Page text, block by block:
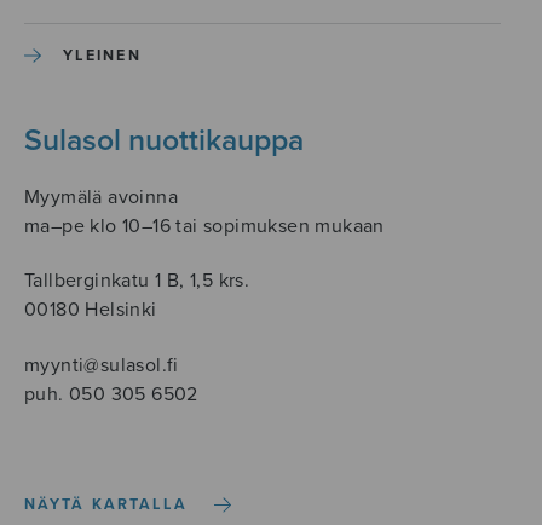
YLEINEN
Sulasol nuottikauppa
Myymälä avoinna
ma–pe klo 10–16 tai sopimuksen mukaan
Tallberginkatu 1 B, 1,5 krs.
00180 Helsinki
myynti@sulasol.fi
puh. 050 305 6502
NÄYTÄ KARTALLA